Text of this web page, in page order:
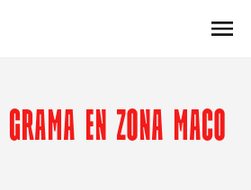
EN ZONA MACO